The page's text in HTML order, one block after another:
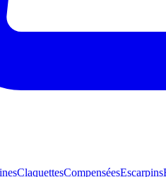
ClaquettesCompenséesEscarpins